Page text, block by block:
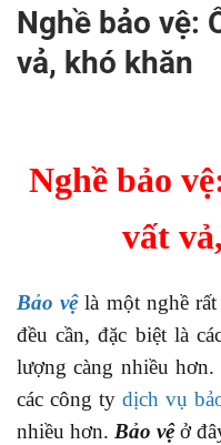
Nghề bảo vệ:
vả, khó khăn
Nghề bảo
vất
Bảo vệlà một nghề
đều cần, đặc biệt là
lượng càng nhiều
các công ty dịch vụ
nhiều hơn. Bảo vệở